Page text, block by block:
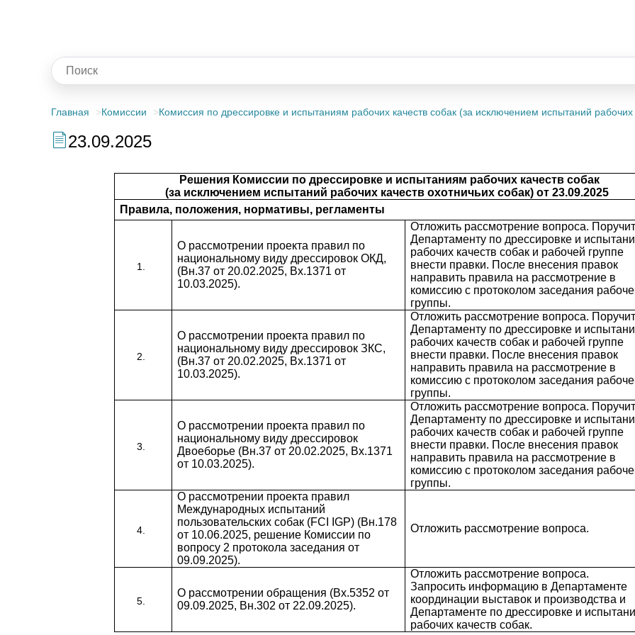
Главная Комиссии Комиссия по дрессировке и испытаниям рабочих качеств собак (за исключением испытаний рабочих
23.09.2025
Решения Комиссии по дрессировке и испытаниям рабочих качеств собак
(за исключением испытаний рабочих качеств охотничьих собак) от 23.09.2025
Правила, положения, нормативы, регламенты
О рассмотрении проекта правил по
национальному виду дрессировок ОКД,
(Вн.37 от 20.02.2025, Вх.1371 от
10.03.2025).
Отложить рассмотрение вопроса.
Департаменту по дрессировке и
рабочих качеств собак и рабочей группе
внести правки. После внесения правок
направить правила на рассмотрение в
комиссию с протоколом заседания
группы.
О рассмотрении проекта правил по
национальному виду дрессировок ЗКС,
(Вн.37 от 20.02.2025, Вх.1371 от
10.03.2025).
Отложить рассмотрение вопроса.
Департаменту по дрессировке и
рабочих качеств собак и рабочей группе
внести правки. После внесения правок
направить правила на рассмотрение в
комиссию с протоколом заседания
группы.
О рассмотрении проекта правил по
национальному виду дрессировок
Двоеборье (Вн.37 от 20.02.2025, Вх.1371
от 10.03.2025).
Отложить рассмотрение вопроса.
Департаменту по дрессировке и
рабочих качеств собак и рабочей группе
внести правки. После внесения правок
направить правила на рассмотрение в
комиссию с протоколом заседания
группы.
О рассмотрении проекта правил
Международных испытаний
пользовательских собак (FCI IGP) (Вн.178
от 10.06.2025, решение Комиссии по
вопросу 2 протокола заседания от
09.09.2025).
Отложить рассмотрение вопроса.
О рассмотрении обращения (Вх.5352 от
09.09.2025, Вн.302 от 22.09.2025).
Отложить рассмотрение вопроса.
Запросить информацию в Департаменте
координации выставок и производства и
Департаменте по дрессировке и
рабочих качеств собак.